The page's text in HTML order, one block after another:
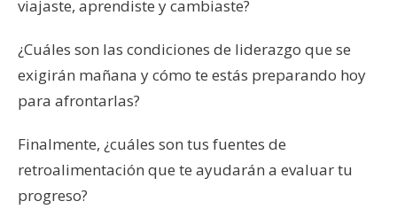
viajaste, aprendiste y cambiaste?
¿Cuáles son las condiciones de liderazgo que se
exigirán mañana y cómo te estás preparando hoy
para afrontarlas?
Finalmente, ¿cuáles son tus fuentes de
retroalimentación que te ayudarán a evaluar tu
progreso?